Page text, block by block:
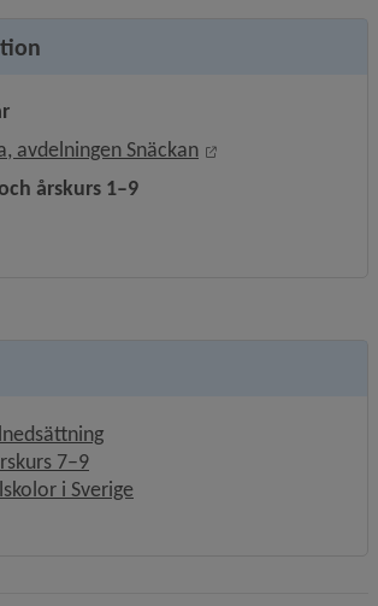
avdelningen Snäckan
Länk till annan
årskurs 1–9
till annan webbplats, öppnas i nytt
7–9
i Sverige